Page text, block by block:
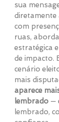
sua
diretamente
com
ruas,
estratégica
de impacto.
cenário
mais
aparece
lembrado —
lembrado,